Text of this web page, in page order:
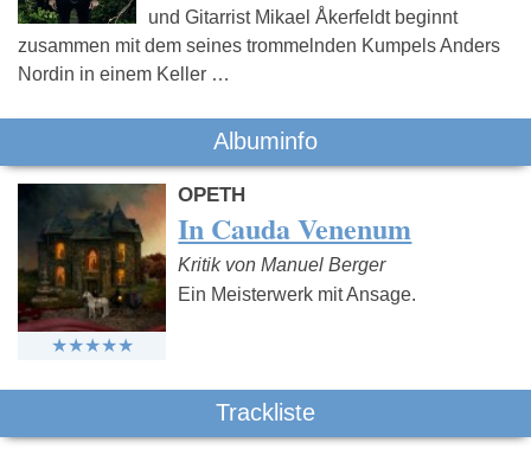
und Gitarrist Mikael Åkerfeldt beginnt
zusammen mit dem seines trommelnden Kumpels Anders
Nordin in einem Keller …
Albuminfo
OPETH
In Cauda Venenum
Kritik von Manuel Berger
Ein Meisterwerk mit Ansage.
Trackliste